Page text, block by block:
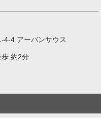
4-4 アーバンサウス
約2分